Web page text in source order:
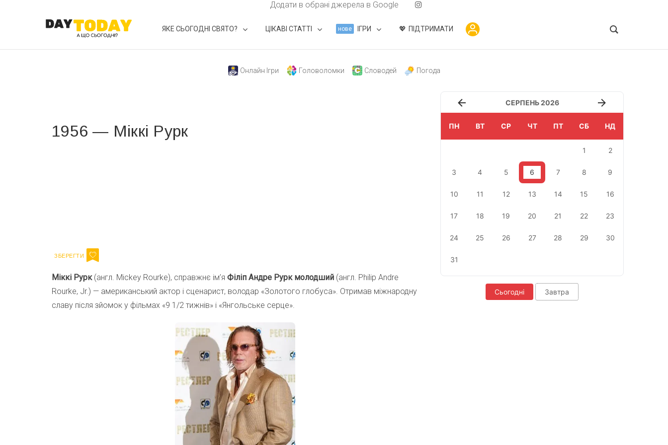
Додати в обрані джерела в Google
ЯКЕ СЬОГОДНІ СВЯТО? ЦІКАВІ СТАТТІ нове ІГРИ ПІДТРИМАТИ
Онлайн Ігри Головоломки Словодей Погода
1956 — Міккі Рурк
Міккі Рурк(англ. Mickey Rourke), справжнє ім’я Філіп Андре Рурк молодший (англ. Philip Andre
Rourke, Jr.) — американський актор і сценарист, володар «Золотого глобуса». Отримав міжнародну
славу після зйомок у фільмах «9 1/2 тижнів» і «Янгольське серце».
СЕРПЕНЬ 2026
ПН ВТ СР ЧТ ПТ СБ НД
1 2
3 4 5 6 7 8 9
10 11 12 13 14 15 16
17 18 19 20 21 22 23
24 25 26 27 28 29 30
31
Сьогодні Завтра